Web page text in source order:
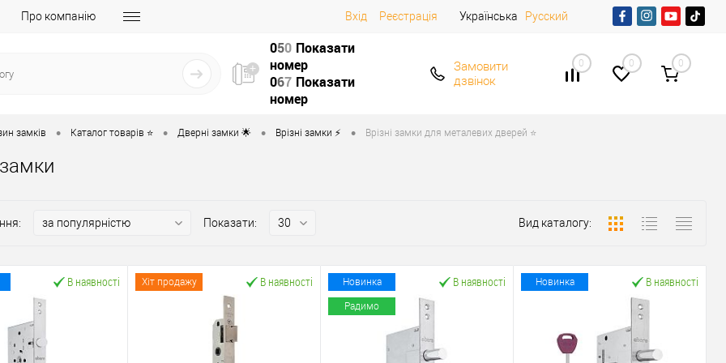
Про компанію Вхід Реєстрація Українська Русский
050 Показати
номер
067 Показати
номер
Замовити
дзвінок
0 0 0
замків • Каталог товарів ⭐ • Дверні замки 🌟 • Врізні замки ⚡️ • Врізні замки для металевих дверей ⭐
Показати: Вид каталогу:
В наявності Хіт продажу В наявності Новинка
Радимо
В наявності Новинка В наявності